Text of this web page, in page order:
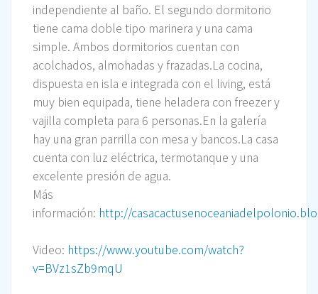
independiente al baño. El segundo dormitorio
tiene cama doble tipo marinera y una cama
simple. Ambos dormitorios cuentan con
acolchados, almohadas y frazadas.La cocina,
dispuesta en isla e integrada con el living, está
muy bien equipada, tiene heladera con freezer y
vajilla completa para 6 personas.En la galería
hay una gran parrilla con mesa y bancos.La casa
cuenta con luz eléctrica, termotanque y una
excelente presión de agua.
Más
información: http://
Video: https://www.youtube.com/watch?
v=BVz1sZb9mqU